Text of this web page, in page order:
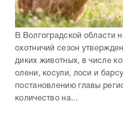
В Волгоградской области
охотничий сезон
диких животных, в числе
олени, косули, лоси и
постановлению главы
количество на...